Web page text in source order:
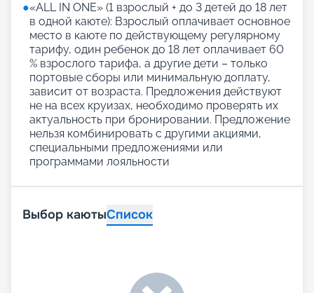
●«АLL IN ONE» (1 взрослый + до 3 детей до 18 лет
в одной каюте): Взрослый оплачивает основное
место в каюте по действующему регулярному
тарифу, один ребенок до 18 лет оплачивает 60
% взрослого тарифа, а другие дети – только
портовые сборы или минимальную доплату,
зависит от возраста. Предложения действуют
не на всех круизах, необходимо проверять их
актуальность при бронировании. Предложение
нельзя комбинировать с другими акциями,
специальными предложениями или
программами лояльности
Выбор каютыСписок